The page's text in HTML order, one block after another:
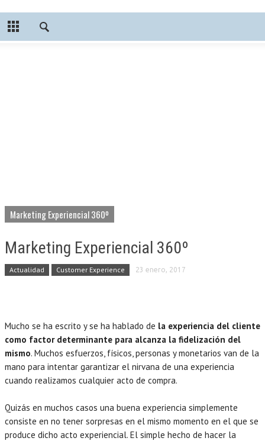
Marketing Experiencial 360º
Marketing Experiencial 360º
Actualidad Customer Experience 23 enero, 2017
Mucho se ha escrito y se ha hablado de la experiencia del cliente
como factor determinante para alcanza la fidelización del
mismo. Muchos esfuerzos, físicos, personas y monetarios van de la
mano para intentar garantizar el nirvana de una experiencia
cuando realizamos cualquier acto de compra.
Quizás en muchos casos una buena experiencia simplemente
consiste en no tener sorpresas en el mismo momento en el que se
produce dicho acto experiencial. El simple hecho de hacer la